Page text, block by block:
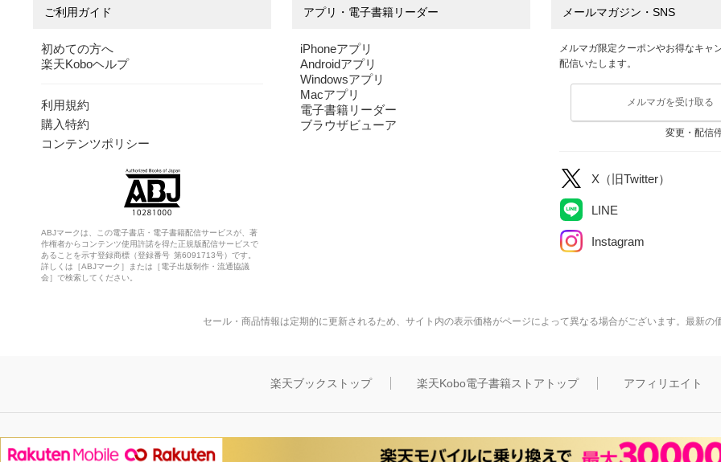
ご利用ガイド
初めての方へ
楽天Koboヘルプ
利用規約
購入特約
コンテンツポリシー
ABJマークは、この電子書店・電子書籍配信サービスが、著
作権者からコンテンツ使用許諾を得た正規版配信サービスで
あることを示す登録商標（登録番号 第6091713号）です。
詳しくは［ABJマーク］または［電子出版制作・流通協議
会］で検索してください。
アプリ・電子書籍リーダー
iPhoneアプリ
Androidアプリ
Windowsアプリ
Macアプリ
電子書籍リーダー
ブラウザビューア
メールマガジン・SNS
メルマガ限定クーポンやお得なキャ
配信いたします。
メルマガを受け取る
変更・配信
X（旧Twitter）
LINE
Instagram
セール・商品情報は定期的に更新されるため、サイト内の表示価格がページによって異なる場合がございます。最新の
楽天ブックストップ 楽天Kobo電子書籍ストアトップ アフィリエイト